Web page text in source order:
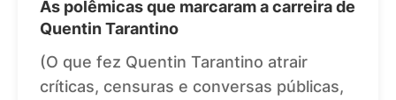
As polêmicas que marcaram a carreira de
Quentin Tarantino
(O que fez Quentin Tarantino atrair
críticas, censuras e conversas públicas,